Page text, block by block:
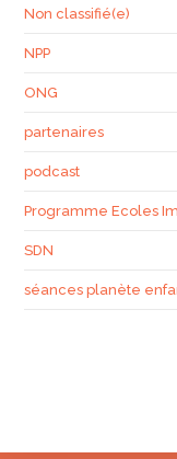
Non classifié(e)
NPP
ONG
partenaires
podcast
Programme Ecoles
SDN
séances planète